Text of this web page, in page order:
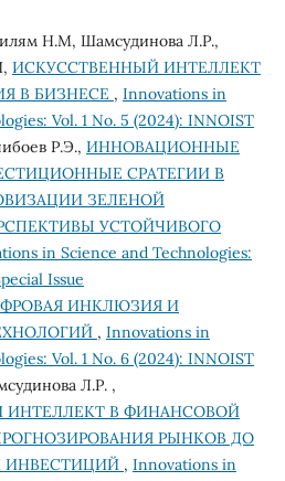
Н.М, Шамсудинова Л.Р.,
ИСКУССТВЕННЫЙ ИНТЕЛЛЕКТ
В БИЗНЕСЕ , Innovations in
Vol. 1 No. 5 (2024): INNOIST
Р.Э., ИННОВАЦИОННЫЕ
СРАТЕГИИ В
ЗЕЛЕНОЙ
УСТОЙЧИВОГО
in Science and Technologies:
Issue
ИНКЛЮЗИЯ И
, Innovations in
Vol. 1 No. 6 (2024): INNOIST
Л.Р. ,
В ФИНАНСОВОЙ
РЫНКОВ ДО
ИНВЕСТИЦИЙ , Innovations in